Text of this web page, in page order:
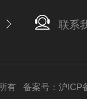
联系
有 备案号：沪ICP